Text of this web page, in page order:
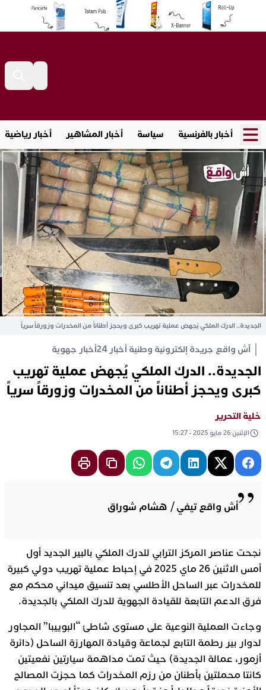
أخبار بالفرنسية سياسة أخبار المشاهير أخبار رياضية
آش واقع جريدة إلكترونية وطنية أخبار 24 أخبار جهوية
الجديدة.. الدرك الملكي يُجهض عملية تهريب
كبرى ويحجز أطناناً من المخدرات وزورقاً سرياً
الجديدة.. الدرك الملكي يُجهض عملية تهريب كبرى ويحجز أطناناً من المخدرات وزورقاً سرياً
خلية التحرير
الإثنين 26 مايو 2025 - 15:27
أش واقع تيفي / هشام شوراق
نجحت عناصر المركز الترابي للدرك الملكي بالبير الجديد أول
أمس الاثنين 26 ماي 2025 في إحباط عملية تهريب دولي كبيرة
للمخدرات عبر الساحل الأطلسي بعد تنسيق ميداني محكم مع
فرق الدعم التابعة للقيادة الجهوية للدرك الملكي بالجديدة.
وجاءت العملية النوعية على مستوى شاطئ “البوييبا” المجاور
لدوار بير رطمة التابع لجماعة وقيادة المهارزة الساحل (دائرة
أزمور، عمالة الجديدة) حيث تمت مداهمة سيارتين نفعيتين
كانتا محملتين بأطنان من رزم المخدرات كما حجزت المصالح